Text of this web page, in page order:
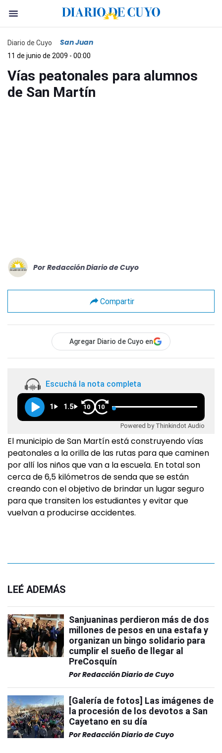
Diario de Cuyo San Juan
11 de junio de 2009 - 00:00
Vías peatonales para alumnos
de San Martín
Por Redacción Diario de Cuyo
Compartir
Agregar Diario de Cuyo en
Escuchá la nota completa
1 1.5 10 10
Powered by Thinkindot Audio
El municipio de San Martín está construyendo vías
peatonales a la orilla de las rutas para que caminen
por allí los niños que van a la escuela. En total son
cerca de 6,5 kilómetros de senda que se están
creando con el objetivo de brindar un lugar seguro
para que transiten los estudiantes y evitar que
vuelvan a producirse accidentes.
LEÉ ADEMÁS
Sanjuaninas perdieron más de dos
millones de pesos en una estafa y
organizan un bingo solidario para
cumplir el sueño de llegar al
PreCosquín
PorRedacción Diario de Cuyo
[Galería de fotos] Las imágenes de
la procesión de los devotos a San
Cayetano en su día
PorRedacción Diario de Cuyo